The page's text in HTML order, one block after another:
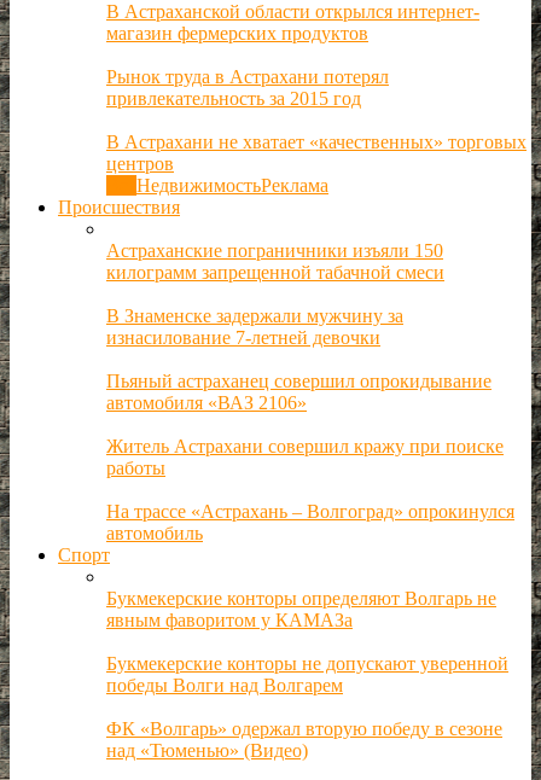
В Астраханской области открылся интернет-
магазин фермерских продуктов
Рынок труда в Астрахани потерял
привлекательность за 2015 год
В Астрахани не хватает «качественных» торговых
центров
НедвижимостьРеклама
Происшествия
Астраханские пограничники изъяли 150
килограмм запрещенной табачной смеси
В Знаменске задержали мужчину за
изнасилование 7-летней девочки
Пьяный астраханец совершил опрокидывание
автомобиля «ВАЗ 2106»
Житель Астрахани совершил кражу при поиске
работы
На трассе «Астрахань – Волгоград» опрокинулся
автомобиль
Спорт
Букмекерские конторы определяют Волгарь не
явным фаворитом у КАМАЗа
Букмекерские конторы не допускают уверенной
победы Волги над Волгарем
ФК «Волгарь» одержал вторую победу в сезоне
над «Тюменью» (Видео)